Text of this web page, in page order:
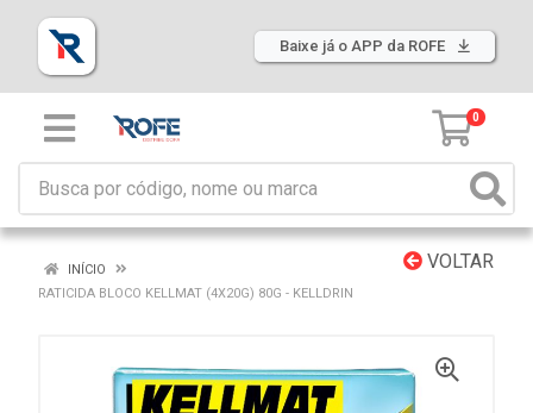
Baixe já o APP da ROFE
0
VOLTAR
INÍCIO
RATICIDA BLOCO KELLMAT (4X20G) 80G - KELLDRIN